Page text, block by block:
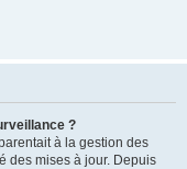
?
à la gestion des
des mises à jour. Depuis